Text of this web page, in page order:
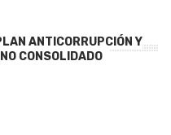
ANTICORRUPCIÓN Y
CONSOLIDADO